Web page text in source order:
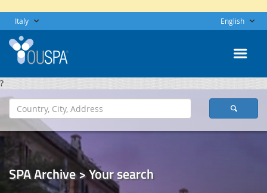
Italy English
?
SPA Archive > Your search